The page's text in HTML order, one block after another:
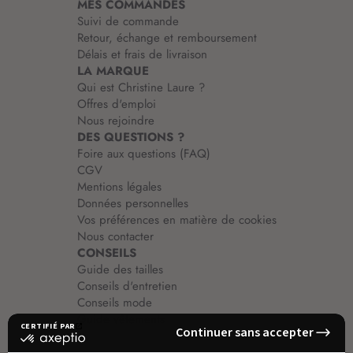
MES COMMANDES
Suivi de commande
Retour, échange et remboursement
Délais et frais de livraison
LA MARQUE
Qui est Christine Laure ?
Offres d'emploi
Nous rejoindre
DES QUESTIONS ?
Foire aux questions (FAQ)
CGV
Mentions légales
Données personnelles
Vos préférences en matière de cookies
Nous contacter
CONSEILS
Guide des tailles
Conseils d'entretien
Conseils mode
Guide vêtements